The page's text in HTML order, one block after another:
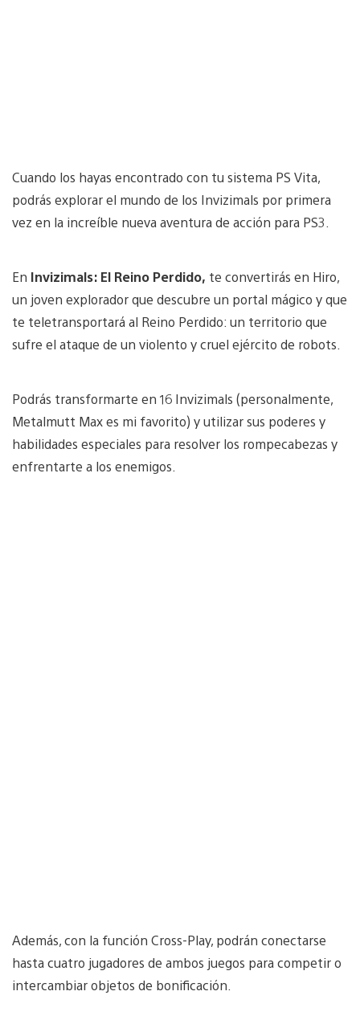
Cuando los hayas encontrado con tu sistema PS Vita,
podrás explorar el mundo de los Invizimals por primera
vez en la increíble nueva aventura de acción para PS3.
En Invizimals: El Reino Perdido, te convertirás en Hiro,
un joven explorador que descubre un portal mágico y que
te teletransportará al Reino Perdido: un territorio que
sufre el ataque de un violento y cruel ejército de robots.
Podrás transformarte en 16 Invizimals (personalmente,
Metalmutt Max es mi favorito) y utilizar sus poderes y
habilidades especiales para resolver los rompecabezas y
enfrentarte a los enemigos.
Además, con la función Cross-Play, podrán conectarse
hasta cuatro jugadores de ambos juegos para competir o
intercambiar objetos de bonificación.